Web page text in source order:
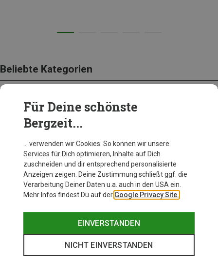
Beliebte Kategorien
BEKLEIDUNG
Für Deine schönste
Bergzeit...
… verwenden wir Cookies. So können wir unsere
Services für Dich optimieren, Inhalte auf Dich
zuschneiden und dir entsprechend personalisierte
Anzeigen zeigen. Deine Zustimmung schließt ggf. die
Verarbeitung Deiner Daten u.a. auch in den USA ein.
Mehr Infos findest Du auf der Google Privacy Site.
EINVERSTANDEN
NICHT EINVERSTANDEN